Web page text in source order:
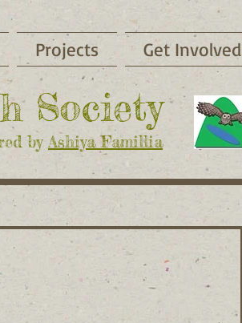
Projects Get Involved
Society
by Ashiya Famillia